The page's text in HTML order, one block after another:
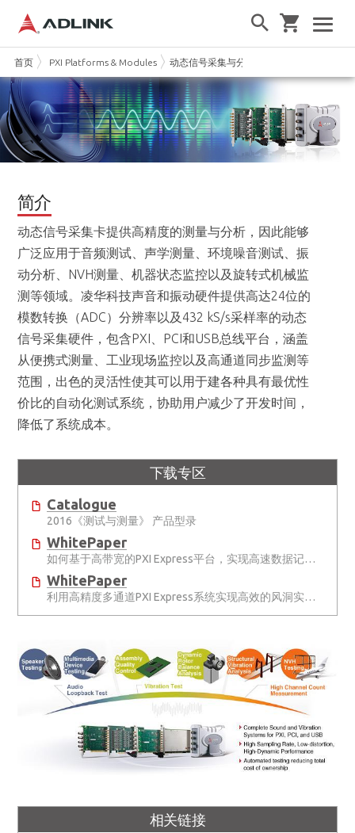
首页 PXI Platforms & Modules 动态信号采集与分析模块
简介
动态信号采集卡提供高精度的测量与分析，因此能够
广泛应用于音频测试、声学测量、环境噪音测试、振
动分析、NVH测量、机器状态监控以及旋转式机械监
测等领域。凌华科技声音和振动硬件提供高达24位的
模数转换（ADC）分辨率以及432 kS/s采样率的动态
信号采集硬件，包含PXI、PCI和USB总线平台，涵盖
从便携式测量、工业现场监控以及高通道同步监测等
范围，出色的灵活性使其可以用于建各种具有最优性
价比的自动化测试系统，协助用户减少了开发时间，
降低了系统成本。
下载专区
Catalogue
2016《测试与测量》 产品型录
WhitePaper
如何基于高带宽的PXI Express平台，实现高速数据记录？
WhitePaper
利用高精度多通道PXI Express系统实现高效的风洞实验测试
相关链接